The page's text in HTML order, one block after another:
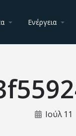
Ενέργεια
Ιούλ 11